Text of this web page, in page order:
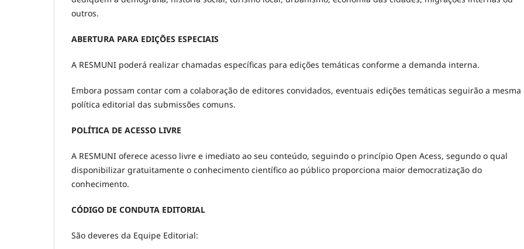
outros.
ABERTURA PARA EDIÇÕES ESPECIAIS
A RESMUNI poderá realizar chamadas específicas para edições temáticas conforme a demanda interna.
Embora possam contar com a colaboração de editores convidados, eventuais edições temáticas seguirão a mesma
política editorial das submissões comuns.
POLÍTICA DE ACESSO LIVRE
A RESMUNI oferece acesso livre e imediato ao seu conteúdo, seguindo o princípio Open Acess, segundo o qual
disponibilizar gratuitamente o conhecimento científico ao público proporciona maior democratização do
conhecimento.
CÓDIGO DE CONDUTA EDITORIAL
São deveres da Equipe Editorial: